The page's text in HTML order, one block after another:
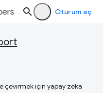
Oturum aç
çevirmek için yapay zeka